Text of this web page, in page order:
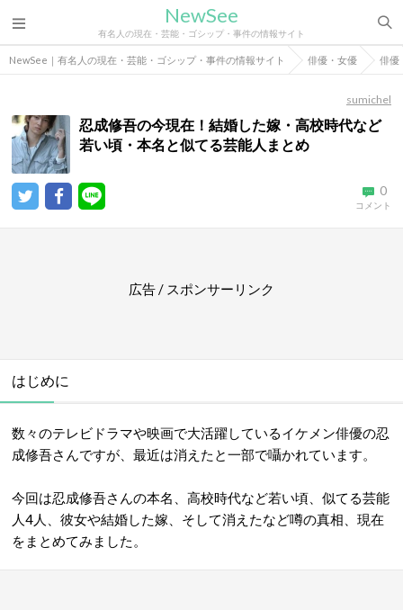
NewSee
有名人の現在・芸能・ゴシップ・事件の情報サイト
NewSee｜有名人の現在・芸能・ゴシップ・事件の情報サイト 俳優・女優 俳優
sumichel
忍成修吾の今現在！結婚した嫁・高校時代など
若い頃・本名と似てる芸能人まとめ
0
コメント
広告 / スポンサーリンク
はじめに
数々のテレビドラマや映画で大活躍しているイケメン俳優の忍
成修吾さんですが、最近は消えたと一部で囁かれています。
今回は忍成修吾さんの本名、高校時代など若い頃、似てる芸能
人4人、彼女や結婚した嫁、そして消えたなど噂の真相、現在
をまとめてみました。